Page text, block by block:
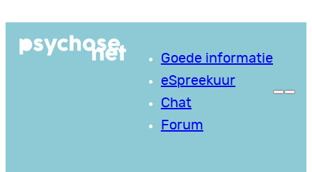
naar
Goede informatie
eSpreekuur
Chat
Forum